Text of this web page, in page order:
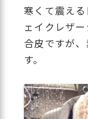
寒くて震え
ェイクレザ
合皮ですが
す。